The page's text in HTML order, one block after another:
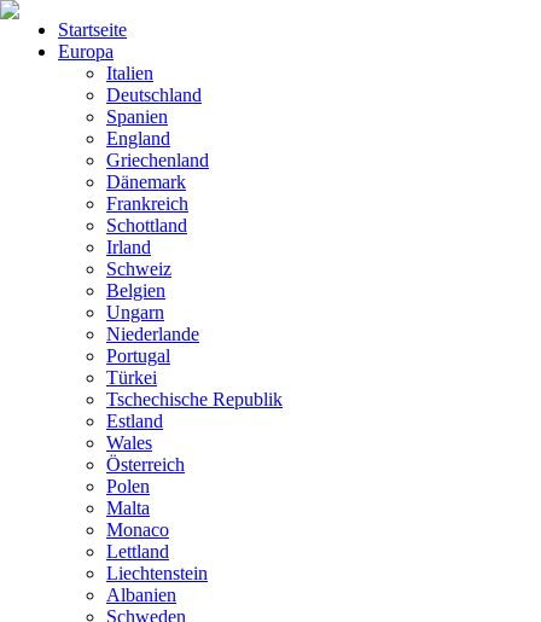
Startseite
Europa
Italien
Deutschland
Spanien
England
Griechenland
Dänemark
Frankreich
Schottland
Irland
Schweiz
Belgien
Ungarn
Niederlande
Portugal
Türkei
Tschechische Republik
Estland
Wales
Österreich
Polen
Malta
Monaco
Lettland
Liechtenstein
Albanien
Schweden